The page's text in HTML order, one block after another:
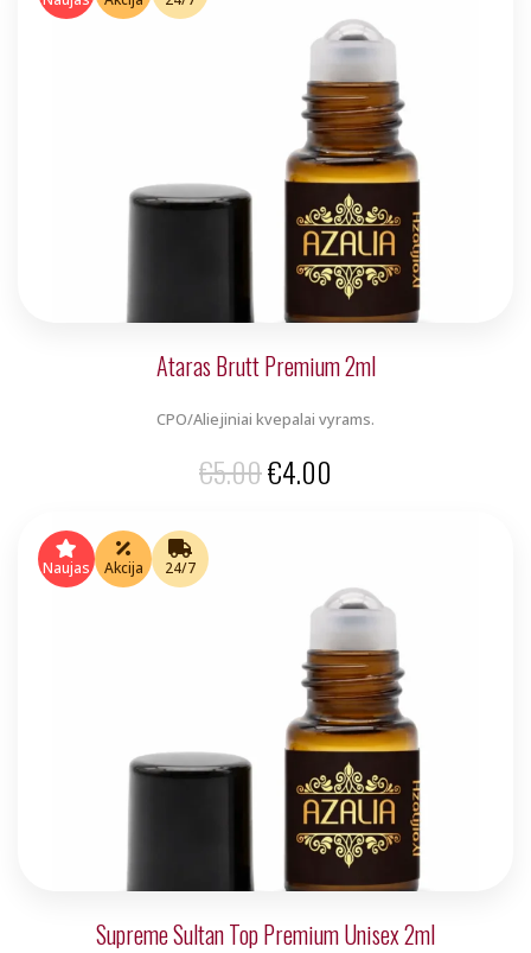
€5.00.€4.00.
Ataras Brutt Premium 2ml
CPO/Aliejiniai kvepalai vyrams.
€5.00Original
€5.00.
€4.00
€4.00.
Naujas Akcija 24/7
Supreme Sultan Top Premium Unisex 2ml